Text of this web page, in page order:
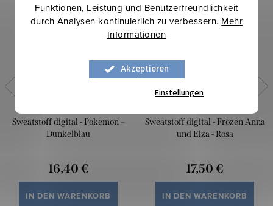
Funktionen, Leistung und Benutzerfreundlichkeit
durch Analysen kontinuierlich zu verbessern. Mehr
Informationen
Akzeptieren
Einstellungen
Sweatstoff digital - Pokemon –
Dunkelblau
16,40 €
IN DEN WARENKORB
Sweatstoff digital - Frozen Anna
und Elza - Rosa
17,50 €
IN DEN WARENKORB